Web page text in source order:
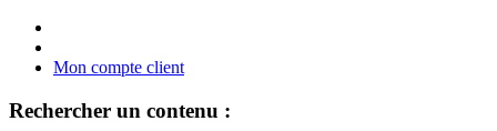
Mon compte client
Rechercher un contenu :